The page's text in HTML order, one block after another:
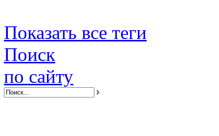
Показать все теги
Поиск
по сайту